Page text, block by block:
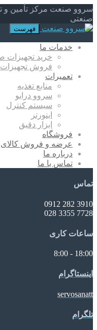
سروو صنعت مرکز تأمین و
صنعتی
فهرست
خدمات ما
خرید تجهیزات
فروش تجهیزات
تعمیرات
منابع تغذیه
سروو درایو
سیستم کنترل
اینورتر
ابزار دقیق
فروشگاه
عرضه و فروش
درباره ما
تماس با ما
تماس
3910 282 0912
7728 3355 028
ساعات کاری
18:00 - 8:00
اینستاگرام
servosanatt
تلگرام